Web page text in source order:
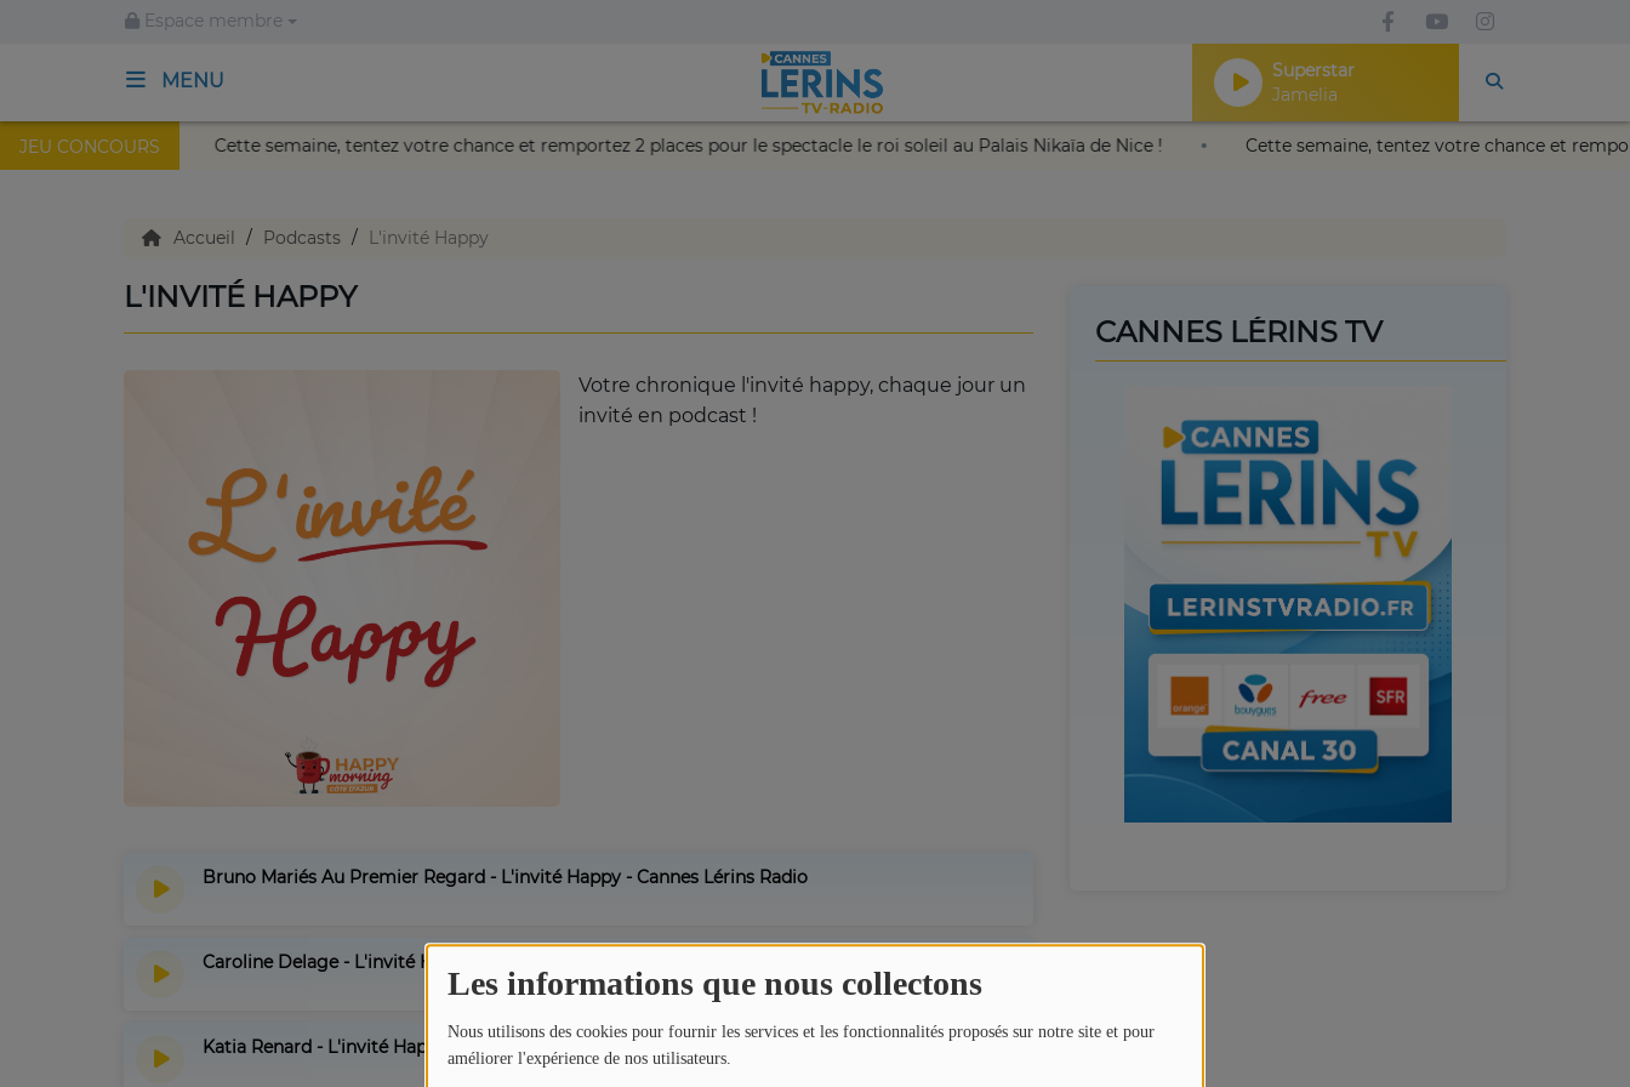
Les informations que nous collectons
Nous utilisons des cookies pour fournir les services et les fonctionnalités proposés sur notre site et pour
améliorer l'expérience de nos utilisateurs.
Espace membre
MENU
Superstar
Jamelia
JEU CONCOURS
Palais Nikaïa de Nice ! Cette semaine, tentez votre chance et remportez 2 places pour le spectacle le roi soleil au Palais Nikaïa de Nice ! Cette semaine, tentez votre
ACCUEIL
TV en direct Accueil Podcasts L'invité Happy
L'INVITÉ HAPPY
Votre chronique l'invité happy, chaque jour un
invité en podcast !
Bruno Mariés Au Premier Regard - L'invité Happy - Cannes Lérins Radio
Caroline Delage - L'invité Happy - Cannes Lérins Radio
Katia Renard - L'invité Happy - Cannes Lérins Radio
CANNES LÉRINS TV